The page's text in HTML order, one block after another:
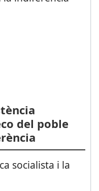
del poble
socialista i la